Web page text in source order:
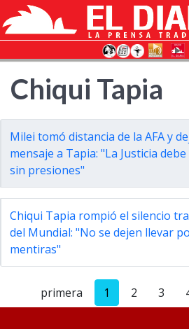
Chiqui Tapia
Milei tomó distancia de la AFA y
mensaje a Tapia: "La Justicia
sin presiones"
Chiqui Tapia rompió el silencio
del Mundial: "No se dejen llevar
mentiras"
primera 1 2 3